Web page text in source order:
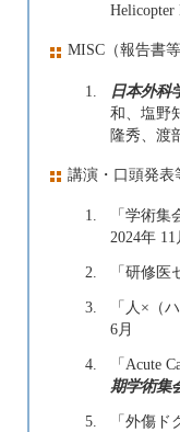
Helicopter
MISC（報告書等
1. 日本外
和、塩野
隆秀、渡
講演・口頭発表
1.
「学術
2024年 11
2.
「研修
3.
「人×（
6月
4.
「Acute
期学術集
5.
「外傷